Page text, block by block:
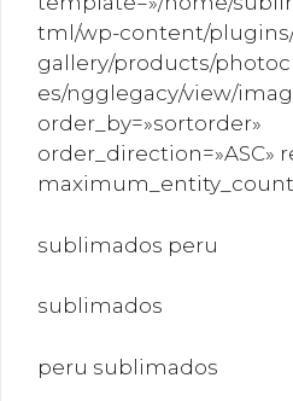
tml/wp-content/
gallery/products/
es/ngglegacy/view/
order_by=»sortorder»
order_direction=»ASC»
sublimados peru
sublimados
peru sublimados